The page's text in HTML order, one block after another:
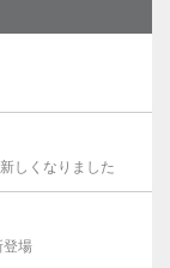
しくなりました
登場